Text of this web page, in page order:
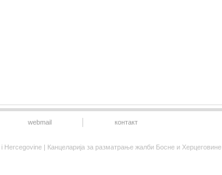
webmail контакт
| Канцеларија за разматрање жалби Босне и Херцеговине